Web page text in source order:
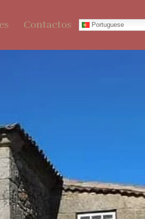
Contactos Portuguese